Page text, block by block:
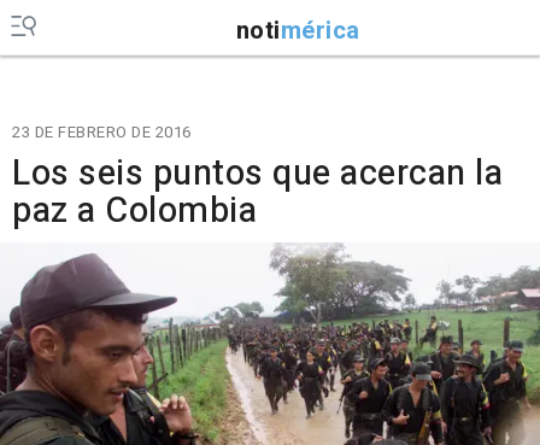
notimérica
23 DE FEBRERO DE 2016
Los seis puntos que acercan la
paz a Colombia